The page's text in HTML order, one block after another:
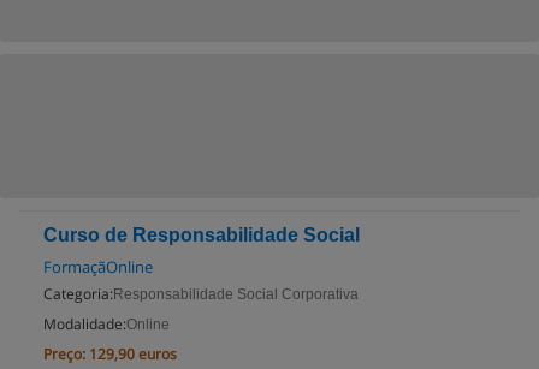
Curso de Responsabilidade Social
FormaçãOnline
Categoria: Responsabilidade Social Corporativa
Modalidade:Online
Preço: 129,90 euros